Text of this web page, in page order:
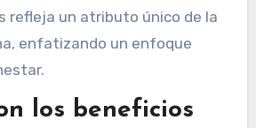
refleja un atributo único de la
enfatizando un enfoque
los beneficios